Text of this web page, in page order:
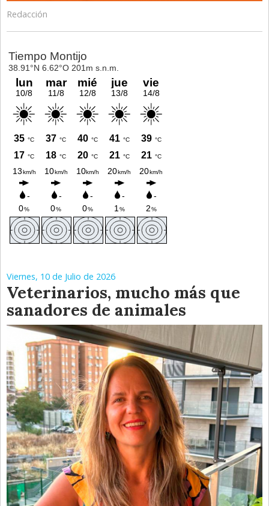
Redacción
Viernes, 10 de Julio de 2026
Veterinarios, mucho más que
sanadores de animales